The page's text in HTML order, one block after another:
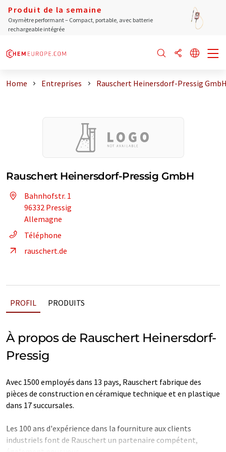
Produit de la semaine
Oxymètre performant – Compact, portable, avec batterie
rechargeable intégrée
Home Entreprises Rauschert Heinersdorf-Pressig
Rauschert Heinersdorf-Pressig GmbH
Bahnhofstr. 1
96332 Pressig
Allemagne
Téléphone
rauschert.de
PROFIL PRODUITS
À propos de Rauschert Heinersdorf-
Pressig
Avec 1500 employés dans 13 pays, Rauschert fabrique des
pièces de construction en céramique technique et en plastique
dans 17 succursales.
Les 100 ans d'expérience dans la fourniture aux clients
industriels font de Rauschert un partenaire compétent,